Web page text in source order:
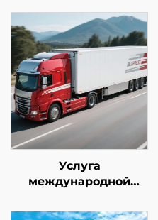
Услуга
международной
(DHL/FEDEX/UPS)